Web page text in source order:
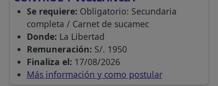
Se requiere: Obligatorio: Secundaria
completa / Carnet de sucamec
Donde: La Libertad
Remuneración: S/. 1950
Finaliza el: 17/08/2026
Más información y como postular